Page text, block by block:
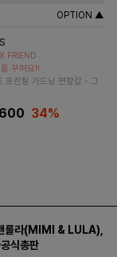
OPTION ▲
FRIEND
꾸며요!!
프린팅 가드닝 면장갑 - 그
34%
룰라(MIMI & LULA),
식총판